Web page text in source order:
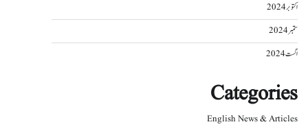
اکتوبر 2024
ستمبر 2024
اگست 2024
Categories
English News & Articles